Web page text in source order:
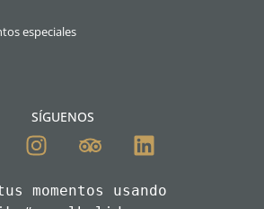
especiales
SÍGUENOS
momentos usando